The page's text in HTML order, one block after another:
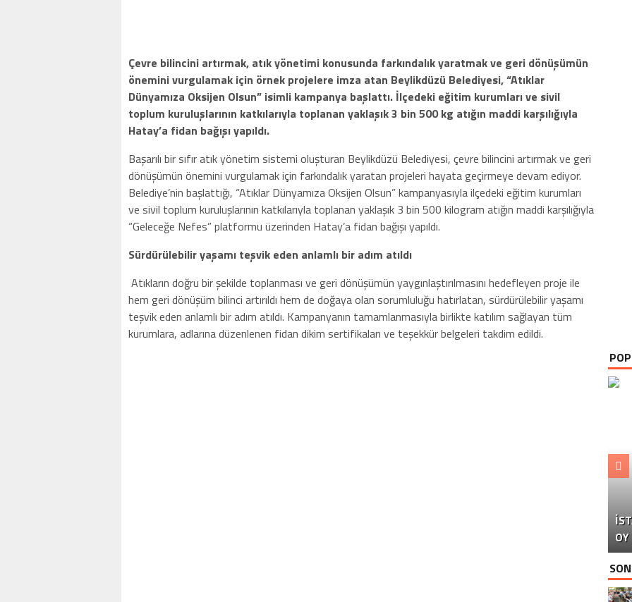
Çevre bilincini artırmak, atık yönetimi konusunda farkındalık yaratmak ve geri dönüşümün
önemini vurgulamak için örnek projelere imza atan Beylikdüzü Belediyesi, “Atıklar
Dünyamıza Oksijen Olsun” isimli kampanya başlattı. İlçedeki eğitim kurumları ve sivil
toplum kuruluşlarının katkılarıyla toplanan yaklaşık 3 bin 500 kg atığın maddi karşılığıyla
Hatay’a fidan bağışı yapıldı.
Başarılı bir sıfır atık yönetim sistemi oluşturan Beylikdüzü Belediyesi, çevre bilincini artırmak ve geri
dönüşümün önemini vurgulamak için farkındalık yaratan projeleri hayata geçirmeye devam ediyor.
Belediye’nin başlattığı, “Atıklar Dünyamıza Oksijen Olsun” kampanyasıyla ilçedeki eğitim kurumları
ve sivil toplum kuruluşlarının katkılarıyla toplanan yaklaşık 3 bin 500 kilogram atığın maddi karşılığıyla
“Geleceğe Nefes” platformu üzerinden Hatay’a fidan bağışı yapıldı.
Sürdürülebilir yaşamı teşvik eden anlamlı bir adım atıldı
Atıkların doğru bir şekilde toplanması ve geri dönüşümün yaygınlaştırılmasını hedefleyen proje ile
hem geri dönüşüm bilinci artırıldı hem de doğaya olan sorumluluğu hatırlatan, sürdürülebilir yaşamı
teşvik eden anlamlı bir adım atıldı. Kampanyanın tamamlanmasıyla birlikte katılım sağlayan tüm
kurumlara, adlarına düzenlenen fidan dikim sertifikaları ve teşekkür belgeleri takdim edildi.